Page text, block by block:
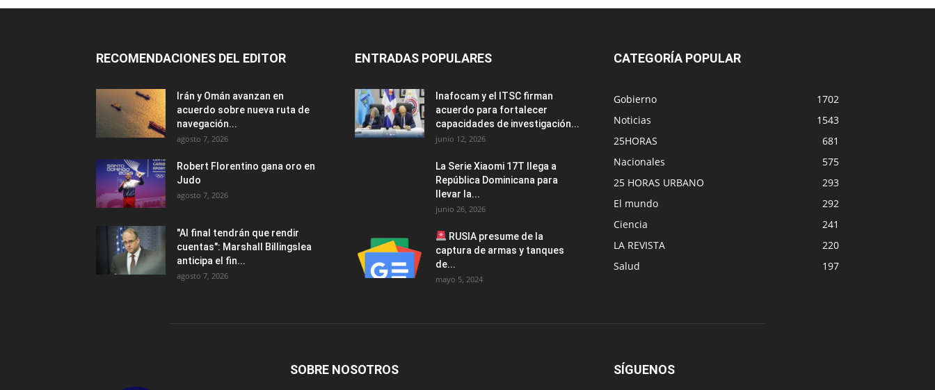
RECOMENDACIONES DEL EDITOR
Irán y Omán avanzan en
acuerdo sobre nueva ruta de
navegación...
agosto 7, 2026
Robert Florentino gana oro en
Judo
agosto 7, 2026
"Al final tendrán que rendir
cuentas": Marshall Billingslea
anticipa el fin...
agosto 7, 2026
ENTRADAS POPULARES
Inafocam y el ITSC firman
acuerdo para fortalecer
capacidades de investigación...
junio 12, 2026
La Serie Xiaomi 17T llega a
República Dominicana para
llevar la...
junio 26, 2026
RUSIA presume de la
captura de armas y tanques
de...
mayo 5, 2024
CATEGORÍA POPULAR
Gobierno
1702
Noticias
1543
25HORAS
681
Nacionales
575
25 HORAS URBANO
293
El mundo
292
Ciencia
241
LA REVISTA
220
Salud
197
SOBRE NOSOTROS SÍGUENOS